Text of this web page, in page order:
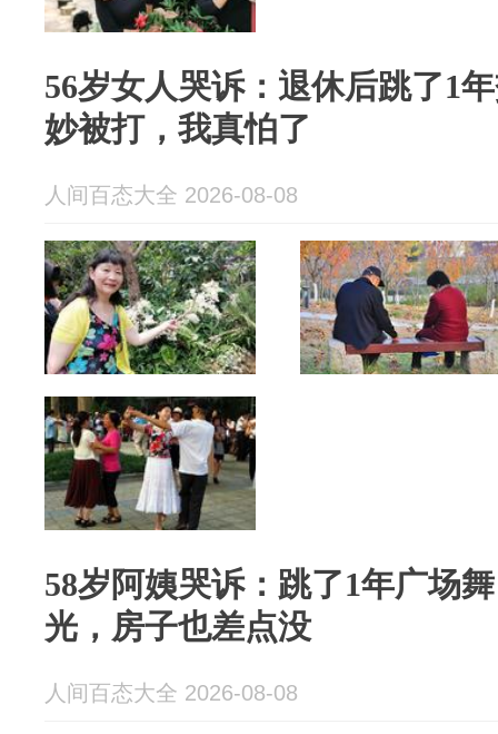
56岁女人哭诉：退休后跳了1
妙被打，我真怕了
人间百态大全 2026-08-08
58岁阿姨哭诉：跳了1年广场
光，房子也差点没
人间百态大全 2026-08-08